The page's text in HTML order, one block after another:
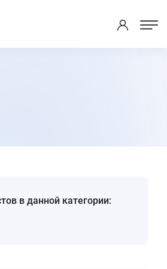
в данной категории: